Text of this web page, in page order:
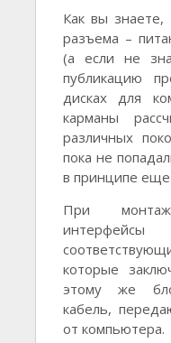
Как вы
разъема –
(а если не
публикацию
дисках для
карманы
различных
пока не
в принципе
При
которые
этому же
кабель,
от компьютера.